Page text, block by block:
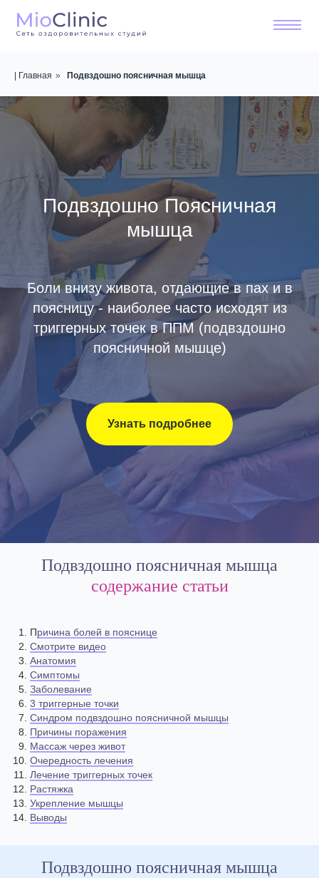
| Главная » Подвздошно поясничная мышца
Подвздошно Поясничная
мышца
Боли внизу живота, отдающие в пах и в
поясницу - наиболее часто исходят из
триггерных точек в ППМ (подвздошно
поясничной мышце)
Узнать подробнее
Подвздошно поясничная мышца
содержание статьи
Причина болей в пояснице
Смотрите видео
Анатомия
Симптомы
Заболевание
3 триггерные точки
Синдром подвздошно поясничной мышцы
Причины поражения
Массаж через живот
Очередность лечения
Лечение триггерных точек
Растяжка
Укрепление мышцы
Выводы
Подвздошно поясничная мышца